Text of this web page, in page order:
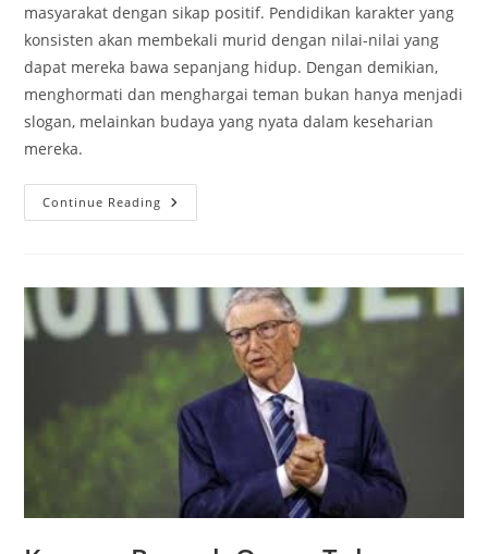
masyarakat dengan sikap positif. Pendidikan karakter yang
konsisten akan membekali murid dengan nilai-nilai yang
dapat mereka bawa sepanjang hidup. Dengan demikian,
menghormati dan menghargai teman bukan hanya menjadi
slogan, melainkan budaya yang nyata dalam keseharian
mereka.
Continue Reading Pentingnya
Pendidikan
Menghormati
Dan
Menghargai
Teman